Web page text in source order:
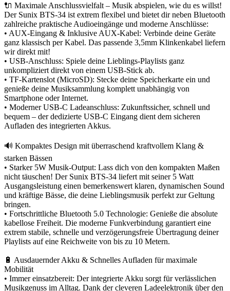
🔌 Maximale Anschlussvielfalt – Musik abspielen, wie du es willst!
Der Sunix BTS-34 ist extrem flexibel und bietet dir neben Bluetooth
zahlreiche praktische Audioeingänge und moderne Anschlüsse:
• AUX-Eingang & Inklusive AUX-Kabel: Verbinde deine Geräte
ganz klassisch per Kabel. Das passende 3,5mm Klinkenkabel liefern
wir direkt mit!
• USB-Anschluss: Spiele deine Lieblings-Playlists ganz
unkompliziert direkt von einem USB-Stick ab.
• TF-Kartenslot (MicroSD): Stecke deine Speicherkarte ein und
genieße deine Musiksammlung komplett unabhängig von
Smartphone oder Internet.
• Moderner USB-C Ladeanschluss: Zukunftssicher, schnell und
bequem – der dedizierte USB-C Eingang dient dem sicheren
Aufladen des integrierten Akkus.
🔊 Kompaktes Design mit überraschend kraftvollem Klang &
starken Bässen
• Starker 5W Musik-Output: Lass dich von den kompakten Maßen
nicht täuschen! Der Sunix BTS-34 liefert mit seiner 5 Watt
Ausgangsleistung einen bemerkenswert klaren, dynamischen Sound
und kräftige Bässe, die deine Lieblingsmusik perfekt zur Geltung
bringen.
• Fortschrittliche Bluetooth 5.0 Technologie: Genieße die absolute
kabellose Freiheit. Die moderne Funkverbindung garantiert eine
extrem stabile, schnelle und verzögerungsfreie Übertragung deiner
Playlists auf eine Reichweite von bis zu 10 Metern.
🔋 Ausdauernder Akku & Schnelles Aufladen für maximale
Mobilität
• Immer einsatzbereit: Der integrierte Akku sorgt für verlässlichen
Musikgenuss im Alltag. Dank der cleveren Ladeelektronik über den